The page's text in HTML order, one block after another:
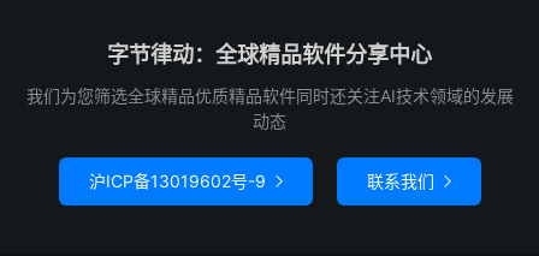
字节律动：全球精品软件分享中心
我们为您筛选全球精品优质精品软件同时还关注AI技术领域的发展
动态
沪ICP备13019602号-9  联系我们 